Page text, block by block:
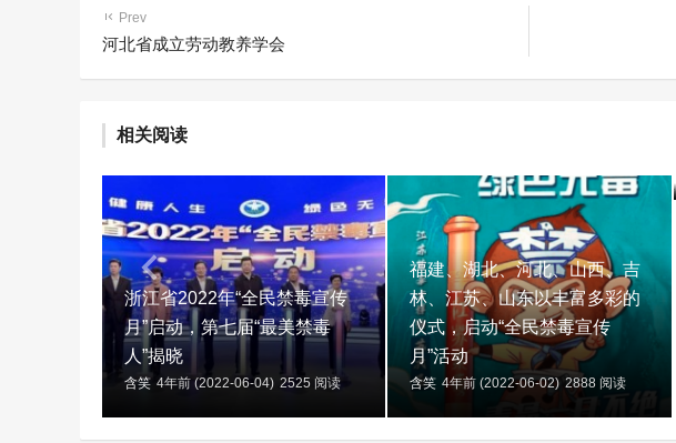
Prev
河北省成立劳动教养学会
相关阅读
浙江省2022年“全民禁毒宣传
月”启动，第七届“最美禁毒
人”揭晓
含笑 4年前 (2022-06-04) 2525 阅读
福建、湖北、河北、山西、吉
林、江苏、山东以丰富多彩的
仪式，启动“全民禁毒宣传
月”活动
含笑 4年前 (2022-06-02) 2888 阅读